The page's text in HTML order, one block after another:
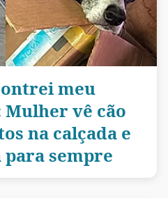
meu
vê cão
na calçada e
sempre